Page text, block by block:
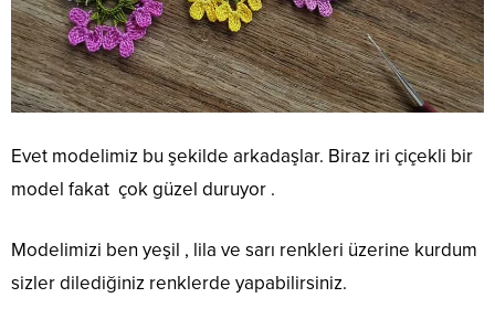
Evet modelimiz bu şekilde arkadaşlar. Biraz iri çiçekli bir
model fakat çok güzel duruyor .
Modelimizi ben yeşil , lila ve sarı renkleri üzerine kurdum
sizler dilediğiniz renklerde yapabilirsiniz.